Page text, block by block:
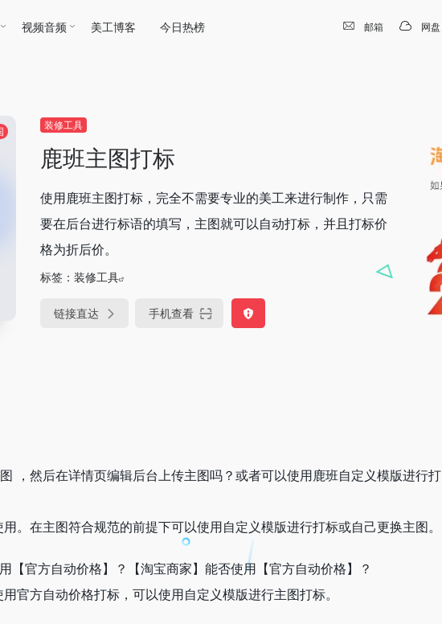
视频音频 美工博客 今日热榜 邮箱 网盘
装修工具
鹿班主图打标
使用鹿班主图打标，完全不需要专业的美工来进行制作，只需
要在后台进行标语的填写，主图就可以自动打标，并且打标价
格为折后价。
标签： 装修工具
链接直达 手机查看
，然后在详情页编辑后台上传主图吗？或者可以使用鹿班自定义模版进行打
。在主图符合规范的前提下可以使用自定义模版进行打标或自己更换主图。
【官方自动价格】？【淘宝商家】能否使用【官方自动价格】？
官方自动价格打标，可以使用自定义模版进行主图打标。